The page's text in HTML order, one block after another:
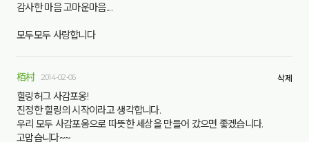
감사한 마음 고마운마음....
모두모두 사랑합니다
栢村 2014-02-06 삭제
힐링허그 사감포옹!
진정한 힐링의 시작이라고 생각합니다.
우리 모두 사감포옹으로 따뜻한 세상을 만들어 갔으면 좋겠습니다.
고맙습니다~~